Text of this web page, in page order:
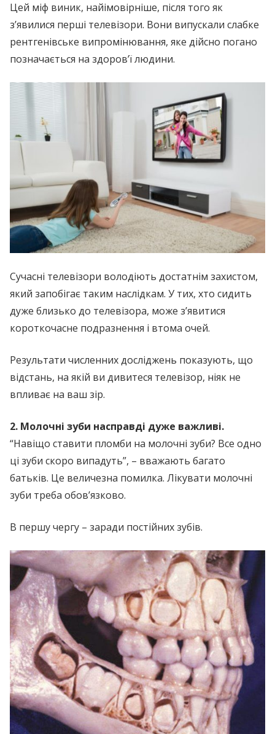
Цей міф виник, найімовірніше, після того як
з’явилися перші телевізори. Вони випускали слабке
рентгенівське випромінювання, яке дійсно погано
позначається на здоров’ї людини.
Сучасні телевізори володіють достатнім захистом,
який запобігає таким наслідкам. У тих, хто сидить
дуже близько до телевізора, може з’явитися
короткочасне подразнення і втома очей.
Результати численних досліджень показують, що
відстань, на якій ви дивитеся телевізор, ніяк не
впливає на ваш зір.
2. Молочні зуби насправді дуже важливі.
“Навіщо ставити пломби на молочні зуби? Все одно
ці зуби скоро випадуть”, – вважають багато
батьків. Це величезна помилка. Лікувати молочні
зуби треба обов’язково.
В першу чергу – заради постійних зубів.